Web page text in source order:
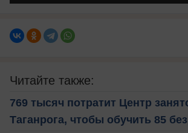
Читайте также:
769 тысяч потратит Центр
Таганрога, чтобы обучить 85